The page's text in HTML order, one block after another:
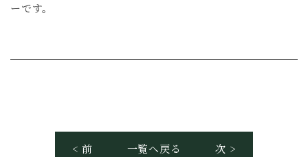
ーです。
< 前 一覧へ戻る 次 >